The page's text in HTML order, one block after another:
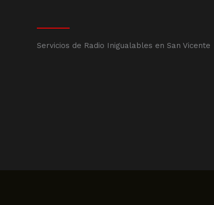
Servicios de Radio Inigualables en San Vicente